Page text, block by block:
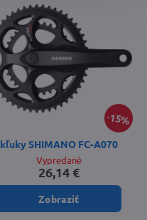
15%
kľuky SHIMANO FC-A070
Vypredané
26,14 €
Zobraziť